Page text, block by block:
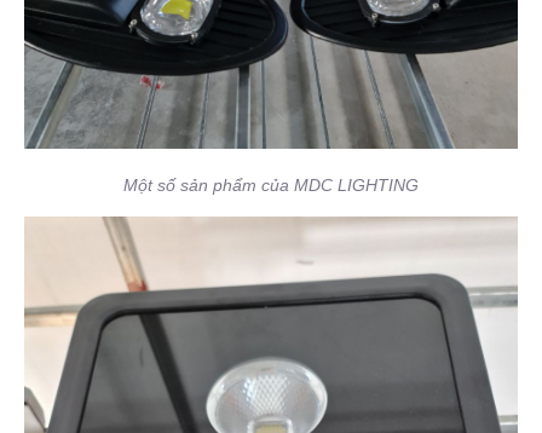
Một số sản phẩm của MDC LIGHTING